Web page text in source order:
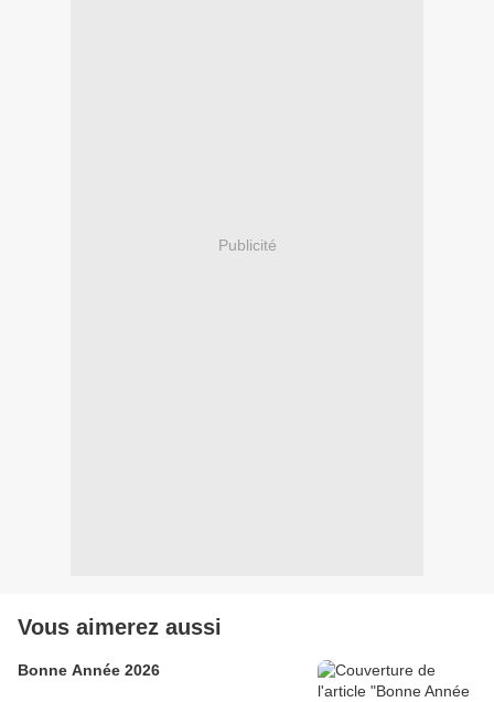
Publicité
Vous aimerez aussi
Bonne Année 2026